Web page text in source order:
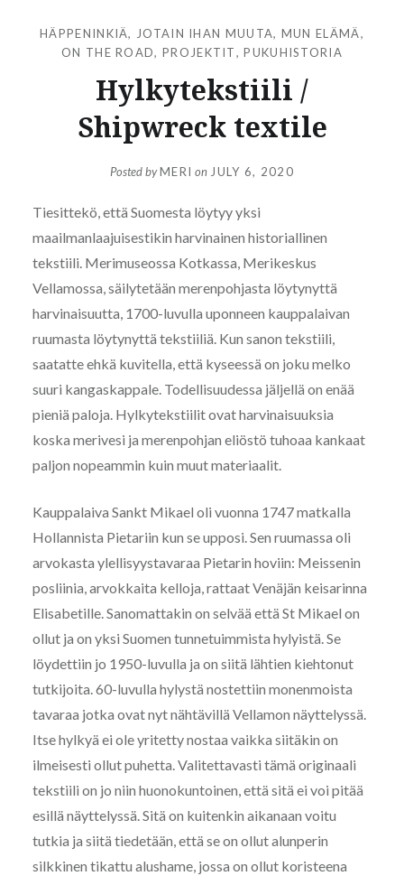
HÄPPENINKIÄ, JOTAIN IHAN MUUTA, MUN ELÄMÄ,
ON THE ROAD, PROJEKTIT,PUKUHISTORIA
Hylkytekstiili /
Shipwreck textile
Posted byMERI on JULY 6, 2020
Tiesittekö, että Suomesta löytyy yksi
maailmanlaajuisestikin harvinainen historiallinen
tekstiili. Merimuseossa Kotkassa, Merikeskus
Vellamossa, säilytetään merenpohjasta löytynyttä
harvinaisuutta, 1700-luvulla uponneen kauppalaivan
ruumasta löytynyttä tekstiiliä. Kun sanon tekstiili,
saatatte ehkä kuvitella, että kyseessä on joku melko
suuri kangaskappale. Todellisuudessa jäljellä on enää
pieniä paloja. Hylkytekstiilit ovat harvinaisuuksia
koska merivesi ja merenpohjan eliöstö tuhoaa kankaat
paljon nopeammin kuin muut materiaalit.
Kauppalaiva Sankt Mikael oli vuonna 1747 matkalla
Hollannista Pietariin kun se upposi. Sen ruumassa oli
arvokasta ylellisyystavaraa Pietarin hoviin: Meissenin
posliinia, arvokkaita kelloja, rattaat Venäjän keisarinna
Elisabetille. Sanomattakin on selvää että St Mikael on
ollut ja on yksi Suomen tunnetuimmista hylyistä. Se
löydettiin jo 1950-luvulla ja on siitä lähtien kiehtonut
tutkijoita. 60-luvulla hylystä nostettiin monenmoista
tavaraa jotka ovat nyt nähtävillä Vellamon näyttelyssä.
Itse hylkyä ei ole yritetty nostaa vaikka siitäkin on
ilmeisesti ollut puhetta. Valitettavasti tämä originaali
tekstiili on jo niin huonokuntoinen, että sitä ei voi pitää
esillä näyttelyssä. Sitä on kuitenkin aikanaan voitu
tutkia ja siitä tiedetään, että se on ollut alunperin
silkkinen tikattu alushame, jossa on ollut koristeena